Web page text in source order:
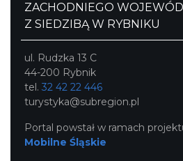
ZACHODNIEGO
Z SIEDZIBĄ W RYBNIKU
ul. Rudzka 13 C
44-200 Rybnik
tel. 32 42 22 446
turystyka@subregion.pl
Portal powstał w ramach
Mobilne Śląskie